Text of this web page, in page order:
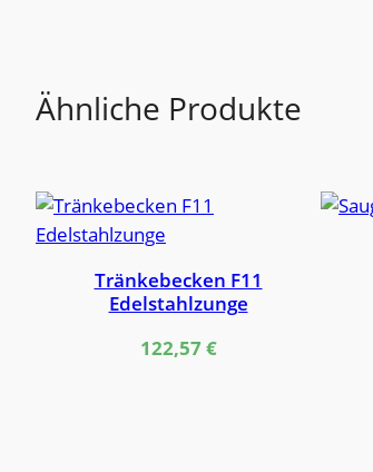
Ähnliche Produkte
Tränkebecken F11
Edelstahlzunge
122,57€